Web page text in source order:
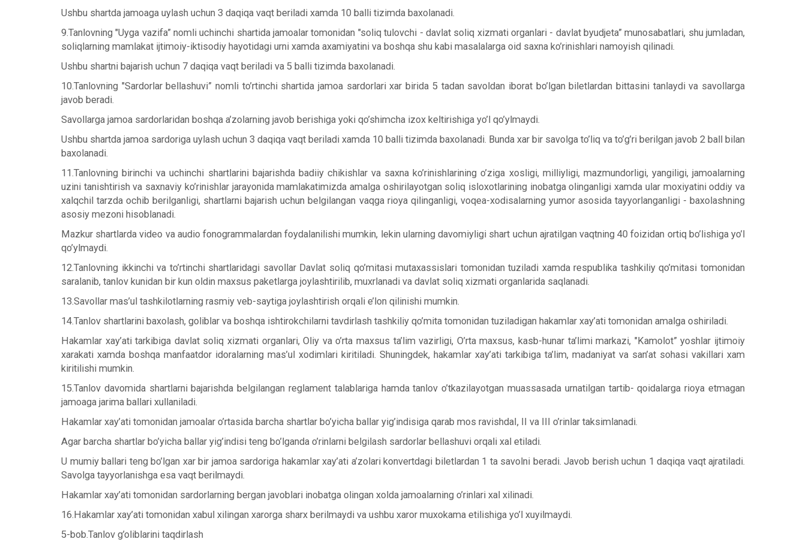
Ushbu shartda jamoaga uylash uchun 3 daqiqa vaqt beriladi xamda 10 balli tizimda baxolanadi.
9.Tanlovning "Uyga vazifa” nomli uchinchi shartida jamoalar tomonidan "soliq tulovchi - davlat soliq xizmati organlari - davlat byudjeta” munosabatlari, shu jumladan,
soliqlarning mamlakat ijtimoiy-iktisodiy hayotidagi urni xamda axamiyatini va boshqa shu kabi masalalarga oid saxna ko’rinishlari namoyish qilinadi.
Ushbu shartni bajarish uchun 7 daqiqa vaqt beriladi va 5 balli tizimda baxolanadi.
10.Tanlovning "Sardorlar bellashuvi” nomli to’rtinchi shartida jamoa sardorlari xar birida 5 tadan savoldan iborat bo’lgan biletlardan bittasini tanlaydi va savollarga
javob beradi.
Savollarga jamoa sardorlaridan boshqa a’zolarning javob berishiga yoki qo’shimcha izox keltirishiga yo’l qo’ylmaydi.
Ushbu shartda jamoa sardoriga uylash uchun 3 daqiqa vaqt beriladi xamda 10 balli tizimda baxolanadi. Bunda xar bir savolga to’liq va to’g’ri berilgan javob 2 ball bilan
baxolanadi.
11.Tanlovning birinchi va uchinchi shartlarini bajarishda badiiy chikishlar va saxna ko’rinishlarining o’ziga xosligi, milliyligi, mazmundorligi, yangiligi, jamoalarning
uzini tanishtirish va saxnaviy ko’rinishlar jarayonida mamlakatimizda amalga oshirilayotgan soliq isloxotlarining inobatga olinganligi xamda ular moxiyatini oddiy va
xalqchil tarzda ochib berilganligi, shartlarni bajarish uchun belgilangan vaqga rioya qilinganligi, voqea-xodisalarning yumor asosida tayyorlanganligi - baxolashning
asosiy mezoni hisoblanadi.
Mazkur shartlarda video va audio fonogrammalardan foydalanilishi mumkin, lekin ularning davomiyligi shart uchun ajratilgan vaqtning 40 foizidan ortiq bo’lishiga yo’l
qo’ylmaydi.
12.Tanlovning ikkinchi va to’rtinchi shartlaridagi savollar Davlat soliq qo’mitasi mutaxassislari tomonidan tuziladi xamda respublika tashkiliy qo’mitasi tomonidan
saralanib, tanlov kunidan bir kun oldin maxsus paketlarga joylashtirilib, muxrlanadi va davlat soliq xizmati organlarida saqlanadi.
13.Savollar mas’ul tashkilotlarning rasmiy veb-saytiga joylashtirish orqali e’lon qilinishi mumkin.
14.Tanlov shartlarini baxolash, goliblar va boshqa ishtirokchilarni tavdirlash tashkiliy qo’mita tomonidan tuziladigan hakamlar xay’ati tomonidan amalga oshiriladi.
Hakamlar xay’ati tarkibiga davlat soliq xizmati organlari, Oliy va o’rta maxsus ta’lim vazirligi, O’rta maxsus, kasb-hunar ta’limi markazi, "Kamolot” yoshlar ijtimoiy
xarakati xamda boshqa manfaatdor idoralarning mas’ul xodimlari kiritiladi. Shuningdek, hakamlar xay’ati tarkibiga ta’lim, madaniyat va san’at sohasi vakillari xam
kiritilishi mumkin.
15.Tanlov davomida shartlarni bajarishda belgilangan reglament talablariga hamda tanlov o’tkazilayotgan muassasada urnatilgan tartib- qoidalarga rioya etmagan
jamoaga jarima ballari xullaniladi.
Hakamlar xay’ati tomonidan jamoalar o’rtasida barcha shartlar bo’yicha ballar yig’indisiga qarab mos ravishdaI, II va III o’rinlar taksimlanadi.
Agar barcha shartlar bo’yicha ballar yig’indisi teng bo’lganda o’rinlarni belgilash sardorlar bellashuvi orqali xal etiladi.
U mumiy ballari teng bo’lgan xar bir jamoa sardoriga hakamlar xay’ati a’zolari konvertdagi biletlardan 1 ta savolni beradi. Javob berish uchun 1 daqiqa vaqt ajratiladi.
Savolga tayyorlanishga esa vaqt berilmaydi.
Hakamlar xay’ati tomonidan sardorlarning bergan javoblari inobatga olingan xolda jamoalarning o’rinlari xal xilinadi.
16.Hakamlar xay’ati tomonidan xabul xilingan xarorga sharx berilmaydi va ushbu xaror muxokama etilishiga yo’l xuyilmaydi.
5-bob.Tanlov g’oliblarini taqdirlash